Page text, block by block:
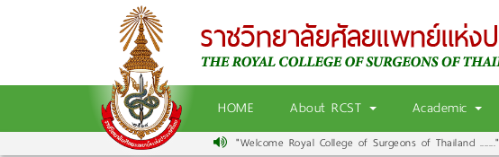
HOME About RCST Academic
"Welcome Royal College of Surgeons of Thailand ......."